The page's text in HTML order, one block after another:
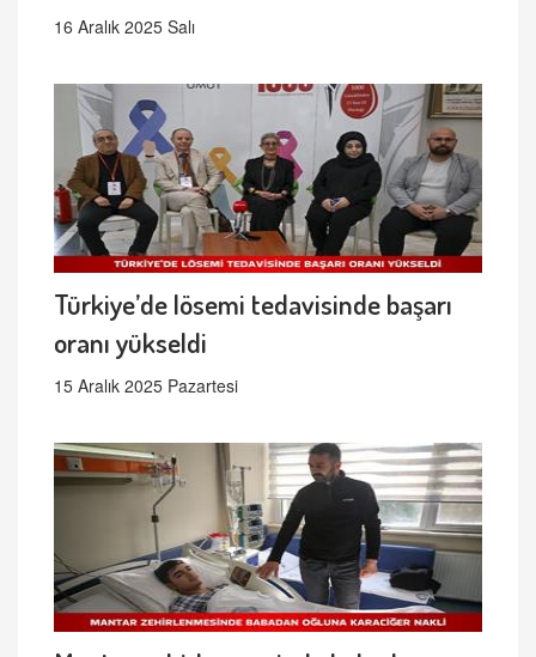
16 Aralık 2025 Salı
Türkiye’de lösemi tedavisinde başarı
oranı yükseldi
15 Aralık 2025 Pazartesi